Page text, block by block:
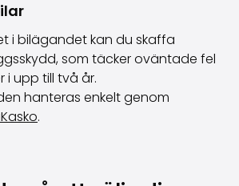
i bilägandet kan du skaffa
som täcker oväntade fel
upp till två år.
hanteras enkelt genom
.